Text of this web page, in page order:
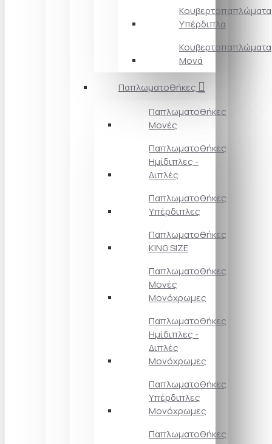
Κουβερτοπαπλώματα
Υπέρδιπλα
Κουβερτοπαπλώματα
Μονά
Παπλωματοθήκες
Παπλωματοθήκες
Μονές
Παπλωματοθήκες
Ημίδιπλες -
Διπλές
Παπλωματοθήκες
Υπέρδιπλες
Παπλωματοθήκες
KING SIZE
Παπλωματοθήκες
Μονές
Μονόχρωμες
Παπλωματοθήκες
Ημίδιπλες -
Διπλές
Μονόχρωμες
Παπλωματοθήκες
Υπέρδιπλες
Μονόχρωμες
Παπλωματοθήκες